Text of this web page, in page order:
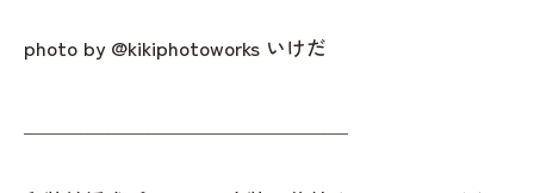
photo by @kikiphotoworks いけだ